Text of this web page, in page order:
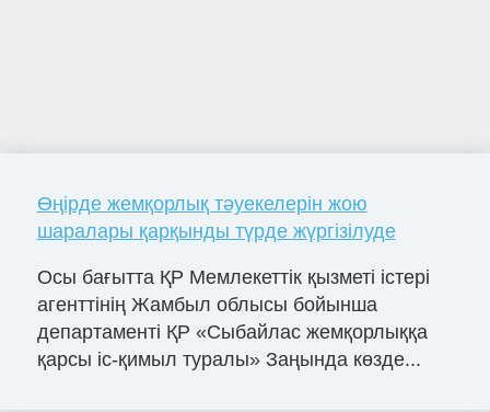
Өңірде жемқорлық тәуекелерін жою
шаралары қарқынды түрде жүргізілуде
Осы бағытта ҚР Мемлекеттік қызметі істері
агенттінің Жамбыл облысы бойынша
департаменті ҚР «Сыбайлас жемқорлыққа
қарсы іс-қимыл туралы» Заңында көзде...